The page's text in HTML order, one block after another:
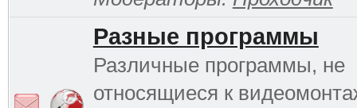
Разные программы
Различные программы, не
относящиеся к